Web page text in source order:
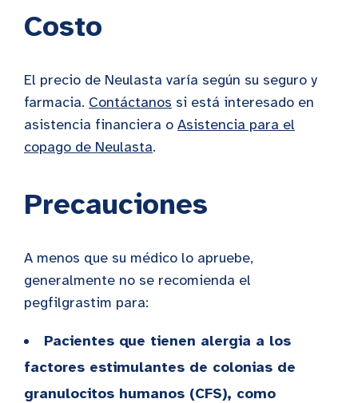
Costo
El precio de Neulasta varía según su seguro y
farmacia. Contáctanos si está interesado en
asistencia financiera o Asistencia para el
copago de Neulasta.
Precauciones
A menos que su médico lo apruebe,
generalmente no se recomienda el
pegfilgrastim para:
Pacientes que tienen alergia a los
factores estimulantes de colonias de
granulocitos humanos (CFS), como